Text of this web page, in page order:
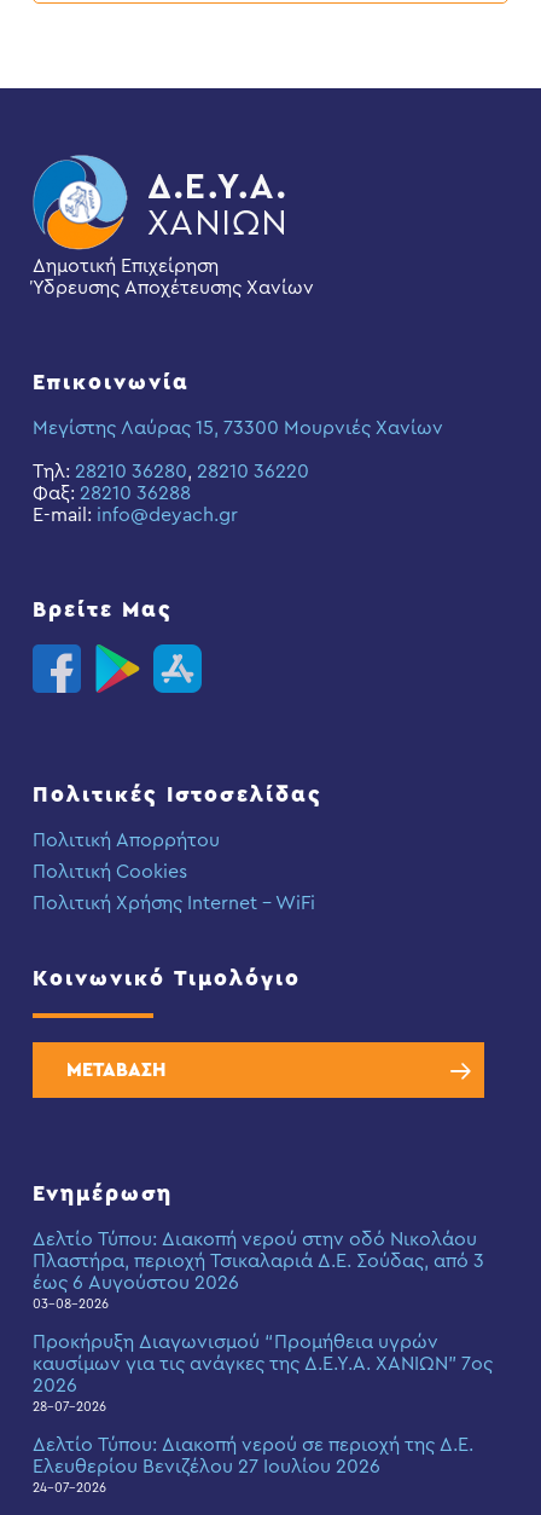
Δημοτική Επιχείρηση
Ύδρευσης Αποχέτευσης Χανίων
Επικοινωνία
Μεγίστης Λαύρας 15, 73300 Μουρνιές Χανίων
Τηλ: 28210 36280, 28210 36220
Φαξ: 28210 36288
E-mail: info@deyach.gr
Βρείτε Μας
Πολιτικές Ιστοσελίδας
Πολιτική Απορρήτου
Πολιτική Cookies
Πολιτική Χρήσης Internet – WiFi
Κοινωνικό Τιμολόγιο
ΜΕΤΑΒΑΣΗ
Ενημέρωση
Δελτίο Τύπου: Διακοπή νερού στην οδό Νικολάου
Πλαστήρα, περιοχή Τσικαλαριά Δ.Ε. Σούδας, από 3
έως 6 Αυγούστου 2026
03-08-2026
Προκήρυξη Διαγωνισμού “Προμήθεια υγρών
καυσίμων για τις ανάγκες της Δ.Ε.Υ.Α. ΧΑΝΙΩΝ” 7ος
2026
28-07-2026
Δελτίο Τύπου: Διακοπή νερού σε περιοχή της Δ.Ε.
Ελευθερίου Βενιζέλου 27 Ιουλίου 2026
24-07-2026